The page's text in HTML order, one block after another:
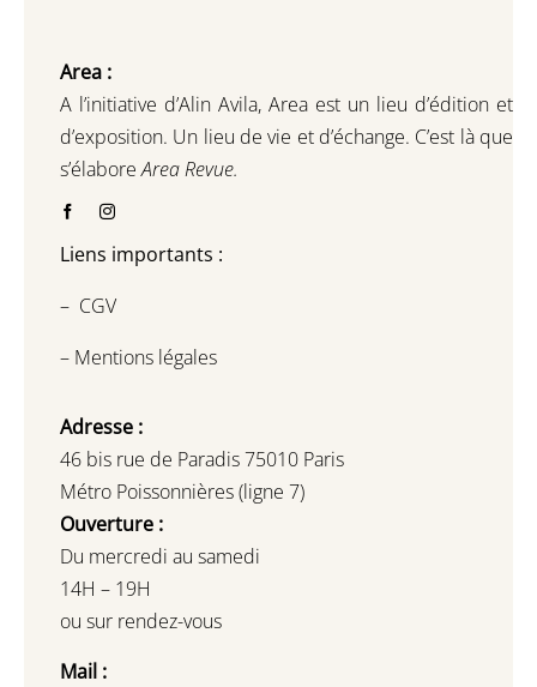
Area :
A l’initiative d’Alin Avila, Area est un lieu d’édition et
d’exposition. Un lieu de vie et d’échange. C’est là que
s’élaboreArea Revue.
Liens importants :
– CGV
– Mentions légales
Adresse :
46 bis rue de Paradis 75010 Paris
Métro Poissonnières (ligne 7)
Ouverture :
Du mercredi au samedi
14H – 19H
ou sur rendez-vous
Mail :